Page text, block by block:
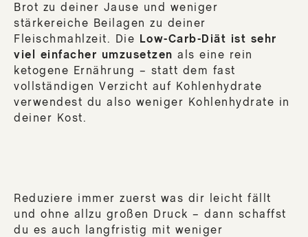
Brot zu deiner Jause und weniger
stärkereiche Beilagen zu deiner
Fleischmahlzeit. Die Low-Carb-Diät ist sehr
viel einfacher umzusetzen als eine rein
ketogene Ernährung – statt dem fast
vollständigen Verzicht auf Kohlenhydrate
verwendest du also weniger Kohlenhydrate in
deiner Kost.
Reduziere immer zuerst was dir leicht fällt
und ohne allzu großen Druck – dann schaffst
du es auch langfristig mit weniger